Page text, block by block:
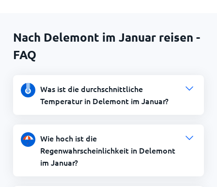
Nach Delemont im Januar reisen -
FAQ
Was ist die durchschnittliche
Temperatur in Delemont im Januar?
Wie hoch ist die
Regenwahrscheinlichkeit in Delemont
im Januar?